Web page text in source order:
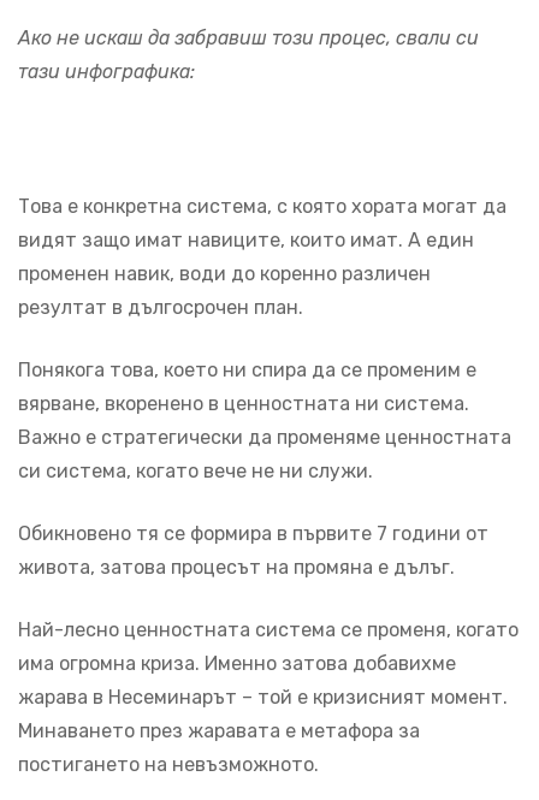
Ако не искаш да забравиш този процес, свали си
тази инфографика:
Това е конкретна система, с която хората могат да
видят защо имат навиците, които имат. А един
променен навик, води до коренно различен
резултат в дългосрочен план.
Понякога това, което ни спира да се променим е
вярване, вкоренено в ценностната ни система.
Важно е стратегически да променяме ценностната
си система, когато вече не ни служи.
Обикновено тя се формира в първите 7 години от
живота, затова процесът на промяна е дълъг.
Най-лесно ценностната система се променя, когато
има огромна криза. Именно затова добавихме
жарава в Несеминарът – той е кризисният момент.
Минаването през жаравата е метафора за
постигането на невъзможното.